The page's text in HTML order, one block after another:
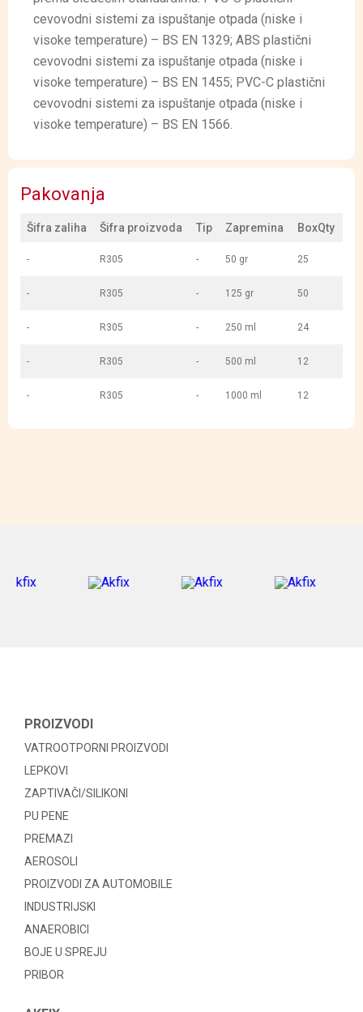
cevovodni sistemi za ispuštanje otpada (niske i
visoke temperature) – BS EN 1329; ABS plastični
cevovodni sistemi za ispuštanje otpada (niske i
visoke temperature) – BS EN 1455; PVC-C plastični
cevovodni sistemi za ispuštanje otpada (niske i
visoke temperature) – BS EN 1566.
Pakovanja
Šifra zaliha Šifra proizvoda Tip Zapremina BoxQty
- R305 - 50 gr 25
- R305 - 125 gr 50
- R305 - 250 ml 24
- R305 - 500 ml 12
- R305 - 1000 ml 12
PROIZVODI
VATROOTPORNI PROIZVODI
LEPKOVI
ZAPTIVAČI/SILIKONI
PU PENE
PREMAZI
AEROSOLI
PROIZVODI ZA AUTOMOBILE
INDUSTRIJSKI
ANAEROBICI
BOJE U SPREJU
PRIBOR